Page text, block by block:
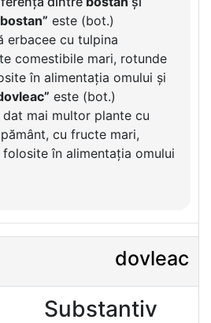
este (bot.)
erbacee cu tulpina
comestibile mari, rotunde
în alimentația omului și
este (bot.)
mai multor plante cu
cu fructe mari,
în alimentația omului
dovleac
Substantiv